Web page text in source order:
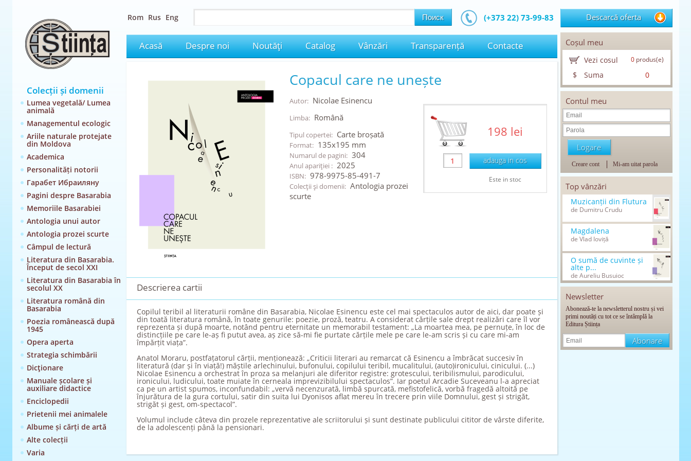
Colecții și domenii
Lumea vegetală/ Lumea
animală
Managementul ecologic
Ariile naturale protejate
din Moldova
Academica
Personalități notorii
Гарабет Ибраиляну
Pagini despre Basarabia
Memoriile Basarabiei
Antologia unui autor
Antologia prozei scurte
Câmpul de lectură
Literatura din Basarabia.
Început de secol XXI
Literatura din Basarabia în
secolul XX
Literatura română din
Basarabia
Poezia românească după
1945
Opera aperta
Strategia schimbării
Dicţionare
Manuale școlare și
auxiliare didactice
Enciclopedii
Prietenii mei animalele
Albume și cărți de artă
Alte colecții
Varia
Rom Rus Eng (+373 22) 73-99-83
Acasă Despre noi Noutăţi Catalog Vânzări Transparență Contacte
Copacul care ne unește
Autor: Nicolae Esinencu
Limba: Română
Tipul copertei: Carte broșată
Format: 135x195 mm
Numarul de pagini: 304
Anul apariţiei : 2025
ISBN: 978-9975-85-491-7
Colecţii şi domenii: Antologia prozei
scurte
198 lei
adauga in cos
Este in stoc
Descrierea cartii
Copilul teribil al literaturii române din Basarabia, Nicolae Esinencu este cel mai spectaculos autor de aici, dar poate și
din toată literatura română, în toate genurile: poezie, proză, teatru. A considerat cărțile sale drept realizări care îl vor
reprezenta și după moarte, notând pentru eternitate un memorabil testament: „La moartea mea, pe pernuțe, în loc de
distincțiile pe care le-aș fi putut avea, aș zice să-mi fie purtate cărțile mele pe care le-am scris și cu care mi-am
împărțit viața”.
Anatol Moraru, postfațatorul cărții, menționează: „Criticii literari au remarcat că Esinencu a îmbrăcat succesiv în
literatură (dar și în viață!) măștile arlechinului, bufonului, copilului teribil, mucalitului, (auto)ironicului, cinicului. (...)
Nicolae Esinencu a orchestrat în proza sa melanjuri ale diferitor registre: grotescului, teribilismului, parodicului,
ironicului, ludicului, toate muiate în cerneala imprevizibilului spectaculos”. Iar poetul Arcadie Suceveanu l-a apreciat
ca pe un artist spumos, inconfundabil: „vervă necenzurată, limbă spurcată, mefistofelică, vorbă fragedă altoită pe
înjurătura de la gura cortului, satir din suita lui Dyonisos aflat mereu în trecere prin viile Domnului, gest și strigăt,
strigăt și gest, om-spectacol”.
Volumul include câteva din prozele reprezentative ale scriitorului și sunt destinate publicului cititor de vârste diferite,
de la adolescenți până la pensionari.
Descarcă oferta
Coșul meu
Vezi cosul 0produs(e)
$ Suma 0
Contul meu
Creare cont Mi-am uitat parola
Top vânzări
Muzicanții din Flutura
de Dumitru Crudu
Magdalena
de Vlad Ioviță
O sumă de cuvinte și
alte p...
de Aureliu Busuioc
Newsletter
Abonează-te la newsletterul nostru și vei
primi noutăți cu tot ce se întâmplă la
Editura Știința